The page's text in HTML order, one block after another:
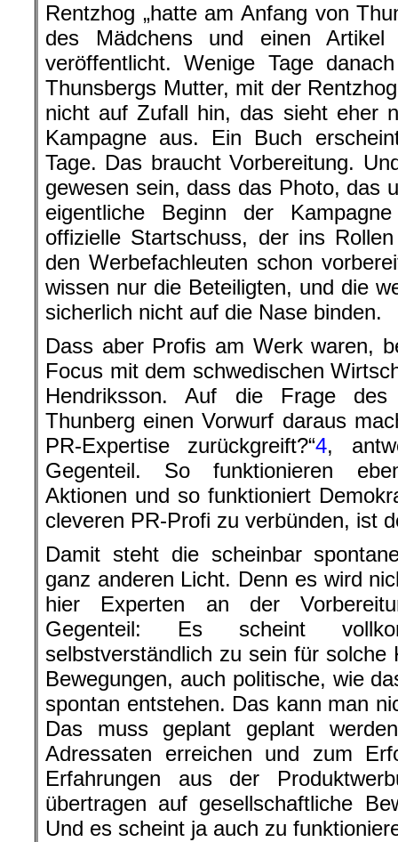
Rentzhog „hatte am Anfang von
des Mädchens und einen
veröffentlicht. Wenige Tage
Thunsbergs Mutter, mit der
nicht auf Zufall hin, das sieht eher
Kampagne aus. Ein Buch
Tage. Das braucht Vorbereitung.
gewesen sein, dass das Photo, das
eigentliche Beginn der
offizielle Startschuss, der ins
den Werbefachleuten schon
wissen nur die Beteiligten, und die
sicherlich nicht auf die Nase binden.
Dass aber Profis am Werk waren,
Focus mit dem schwedischen
Hendriksson. Auf die Frage
Thunberg einen Vorwurf daraus
PR-Expertise zurückgreift?“4,
Gegenteil. So funktionieren
Aktionen und so funktioniert
cleveren PR-Profi zu verbünden, ist
Damit steht die scheinbar
ganz anderen Licht. Denn es wird
hier Experten an der
Gegenteil: Es scheint
selbstverständlich zu sein für solche
Bewegungen, auch politische, wie
spontan entstehen. Das kann man
Das muss geplant geplant
Adressaten erreichen und zum
Erfahrungen aus der
übertragen auf gesellschaftliche
Und es scheint ja auch zu